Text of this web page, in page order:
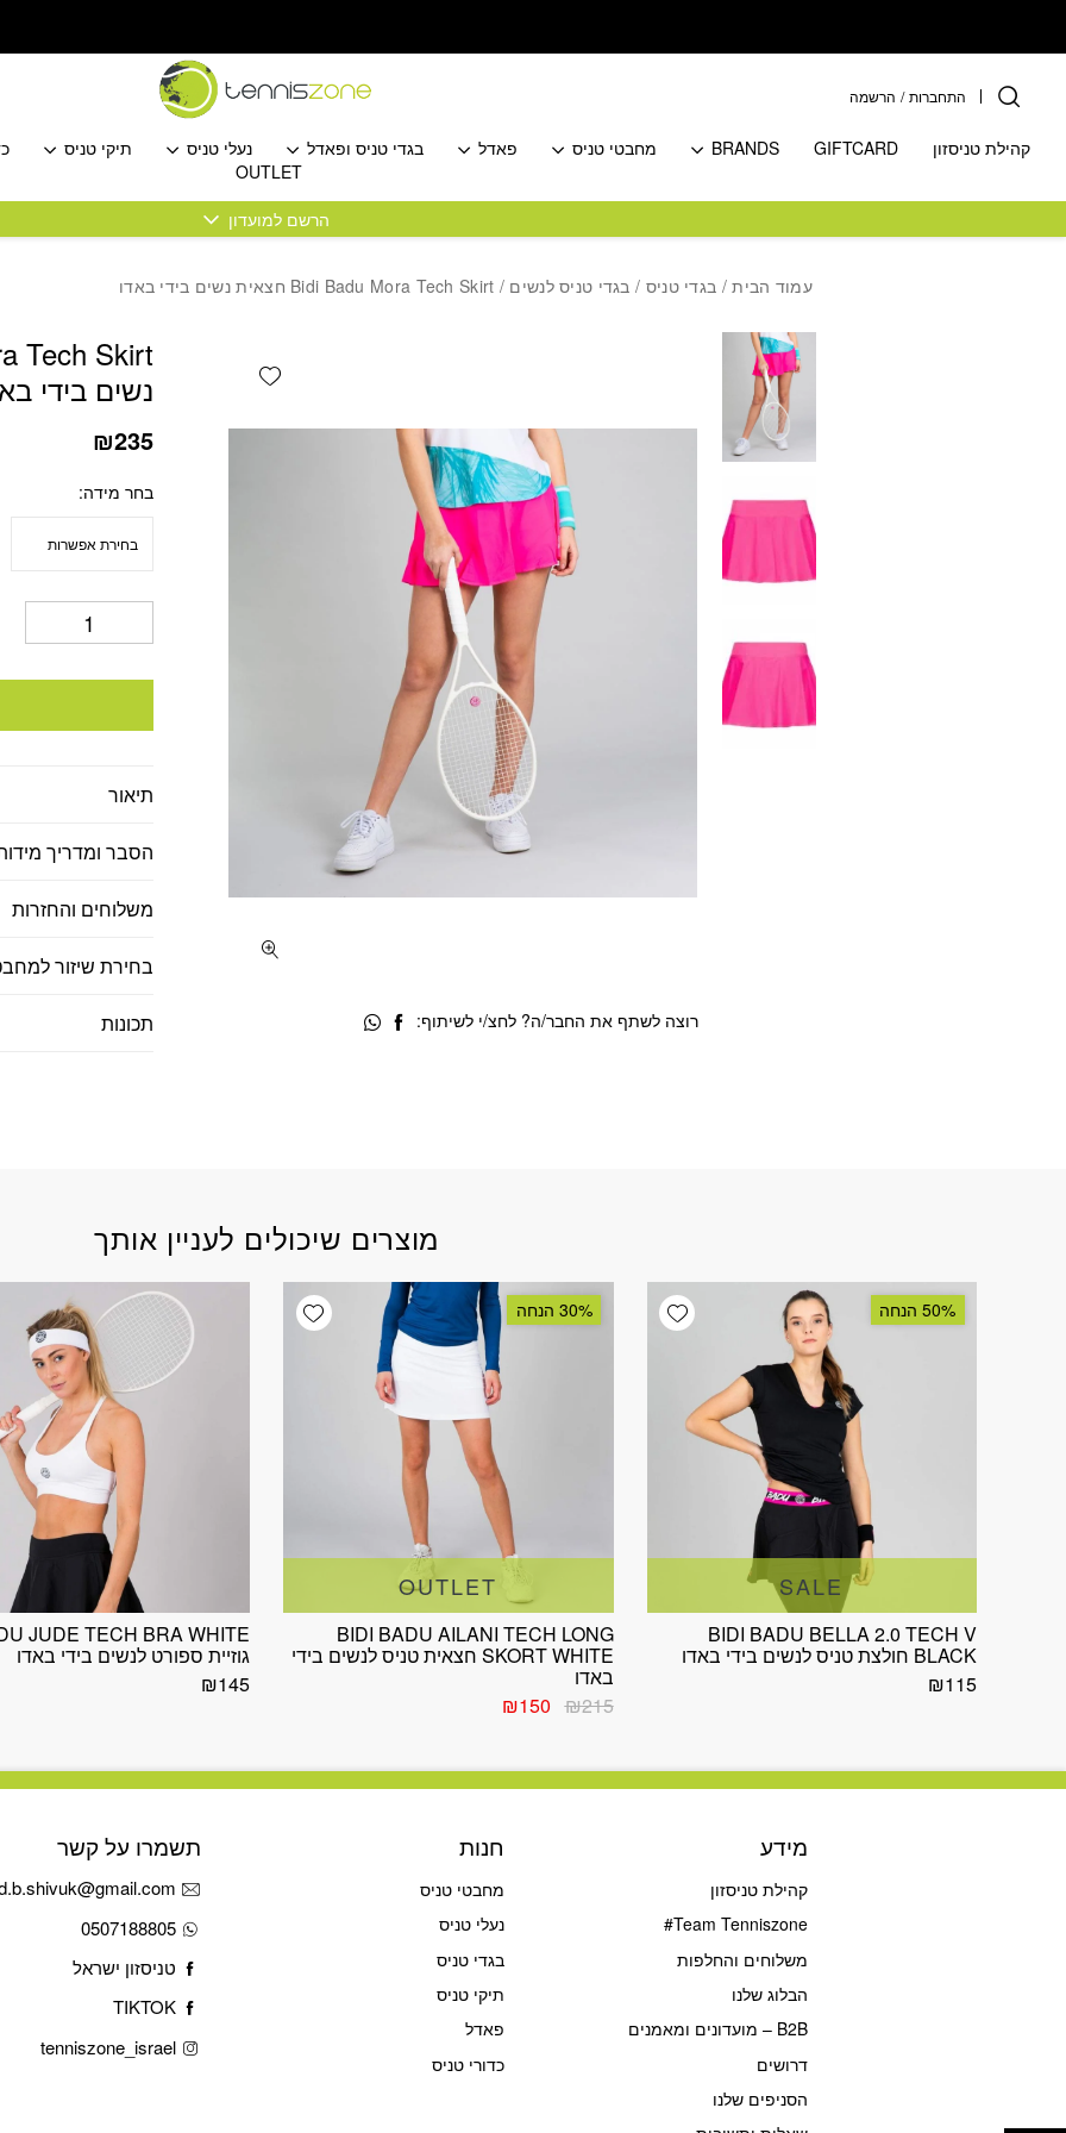
התחברות / הרשמה
קהילת טניסזון GIFTCARD
BRANDS מחבטי טניס פאדל בגדי טניס ופאדל נעלי טניס תיקי טניס
OUTLET
הרשם למועדון
עמוד הבית/ בגדי טניס / בגדי טניס לנשים / Bidi Badu Mora Tech Skirt חצאית נשים בידי באדו
נשים בידי
₪235
בחר מידה
תיאור
הסבר ומדריך
משלוחים והחזרות
בחירת שיזור
תכונות
Add wishlist
רוצה לשתף את החבר/ה? לחצ/י לשיתוף:
מוצרים שיכולים לעניין אותך
Add wishlist 50% הנחה
SALE
BIDI BADU BELLA 2.0 TECH V
BLACK חולצת טניס לנשים בידי באדו
₪115
Add wishlist 30% הנחה
OUTLET
BIDI BADU AILANI TECH LONG
SKORT WHITE חצאית טניס לנשים בידי
באדו
₪215 המחיר
₪215.
₪150
₪150.
JUDE TECH BRA WHITE
גוזיית ספורט לנשים בידי באדו
₪145
מידע
קהילת טניסזון
Team Tenniszone#
משלוחים והחלפות
הבלוג שלנו
B2B – מועדונים ומאמנים
דרושים
הסניפים שלנו
חנות
מחבטי טניס
נעלי טניס
בגדי טניס
תיקי טניס
פאדל
כדורי טניס
תשמרו על קשר
0507188805
טניסזון ישראל
TIKTOK
tenniszone_israel